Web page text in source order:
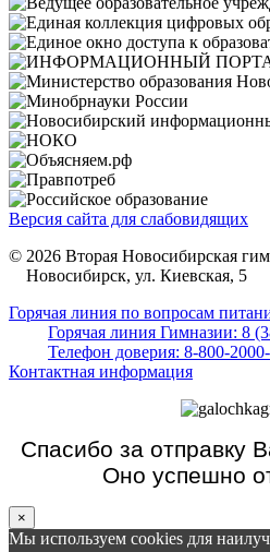
Версия сайта для слабовидящих
© 2026 Вторая Новосибирская
Новосибирск, ул. Киевская, 5
Горячая линия по вопросам
Горячая линия Гимназии: 8
Телефон доверия: 8-800-
Контактная информация
Спасибо за отправку
Оно успешно
×
Мы используем cookies для